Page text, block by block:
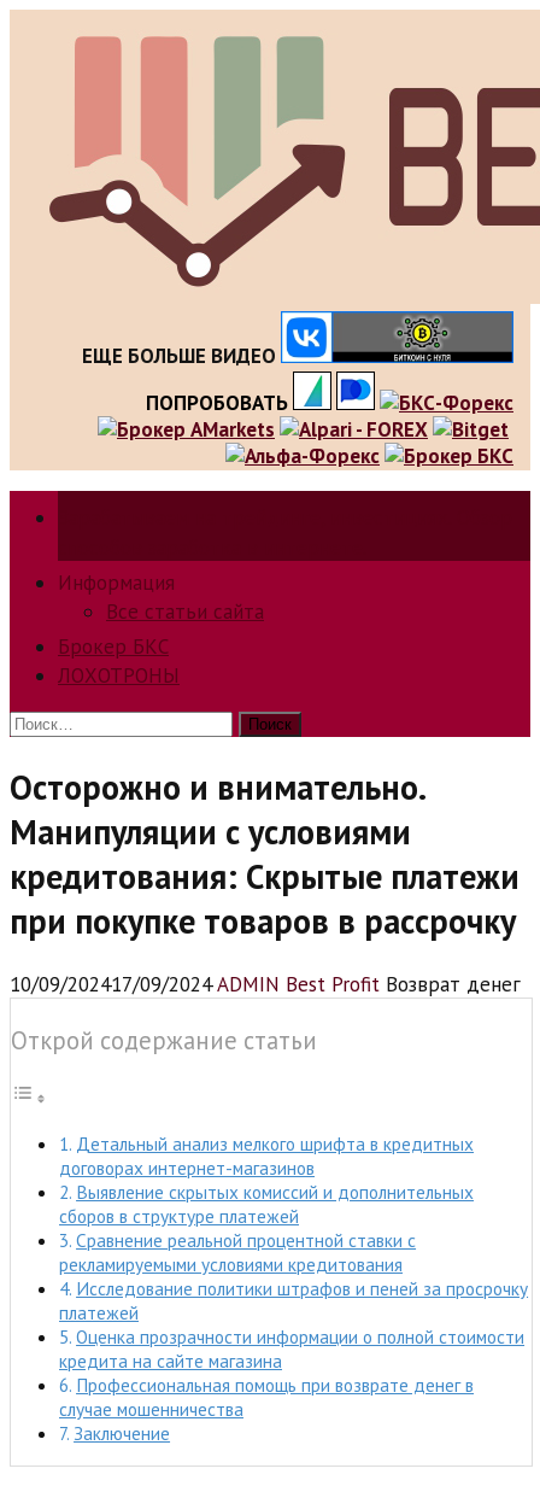
ЕЩЕ БОЛЬШЕ ВИДЕО
ПОПРОБОВАТЬ
Информация
Все статьи сайта
Брокер БКС
ЛОХОТРОНЫ
Найти:
Осторожно и внимательно.
Манипуляции с условиями
кредитования: Скрытые платежи
при покупке товаров в рассрочку
10/09/202417/09/2024ADMIN Best Profit Возврат денег
Открой содержание статьи
Детальный анализ мелкого шрифта в кредитных
договорах интернет-магазинов
Выявление скрытых комиссий и дополнительных
сборов в структуре платежей
Сравнение реальной процентной ставки с
рекламируемыми условиями кредитования
Исследование политики штрафов и пеней за просрочку
платежей
Оценка прозрачности информации о полной стоимости
кредита на сайте магазина
Профессиональная помощь при возврате денег в
случае мошенничества
Заключение